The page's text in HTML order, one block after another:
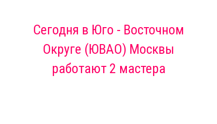
Сегодня в Юго - Восточном
Округе (ЮВАО) Москвы
работают 2 мастера